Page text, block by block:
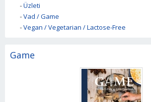
-Üzleti
-Vad / Game
-Vegan / Vegetarian / Lactose-Free
Game